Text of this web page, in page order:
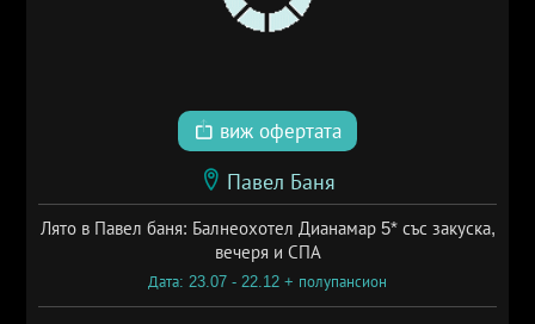
виж офертата
Павел Баня
Лято в Павел баня: Балнеохотел Дианамар 5* със закуска,
вечеря и СПА
Дата: 23.07 - 22.12 + полупансион